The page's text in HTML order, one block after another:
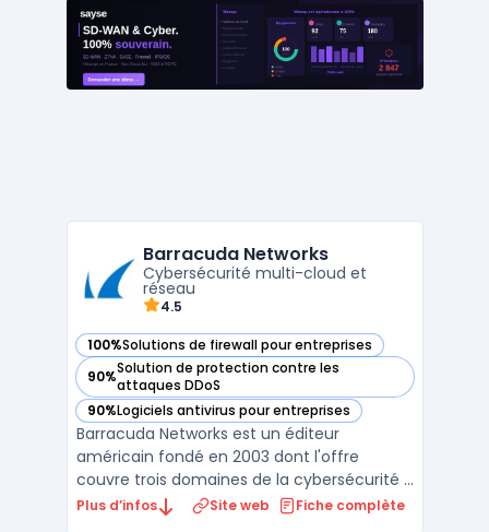
simultanément. La plateforme est
proposée par Google et offre diverses
fonctionnalités, telles que ...
Barracuda Networks
Cybersécurité multi-cloud et
réseau
4.5
100%Solutions de firewall pour entreprises
— voir Barracuda Networks dans cette catégorie
90%Solution de protection contre les
attaques DDoS
— voir Barracuda Networks dans cette catégorie
90%Logiciels antivirus pour entreprises
— voir Barracuda Networks dans cette catégorie
Barracuda Networks est un éditeur
américain fondé en 2003 dont l'offre
couvre trois domaines de la cybersécurité :
email security, protection des applications
Plus d’infos Site web Fiche complète